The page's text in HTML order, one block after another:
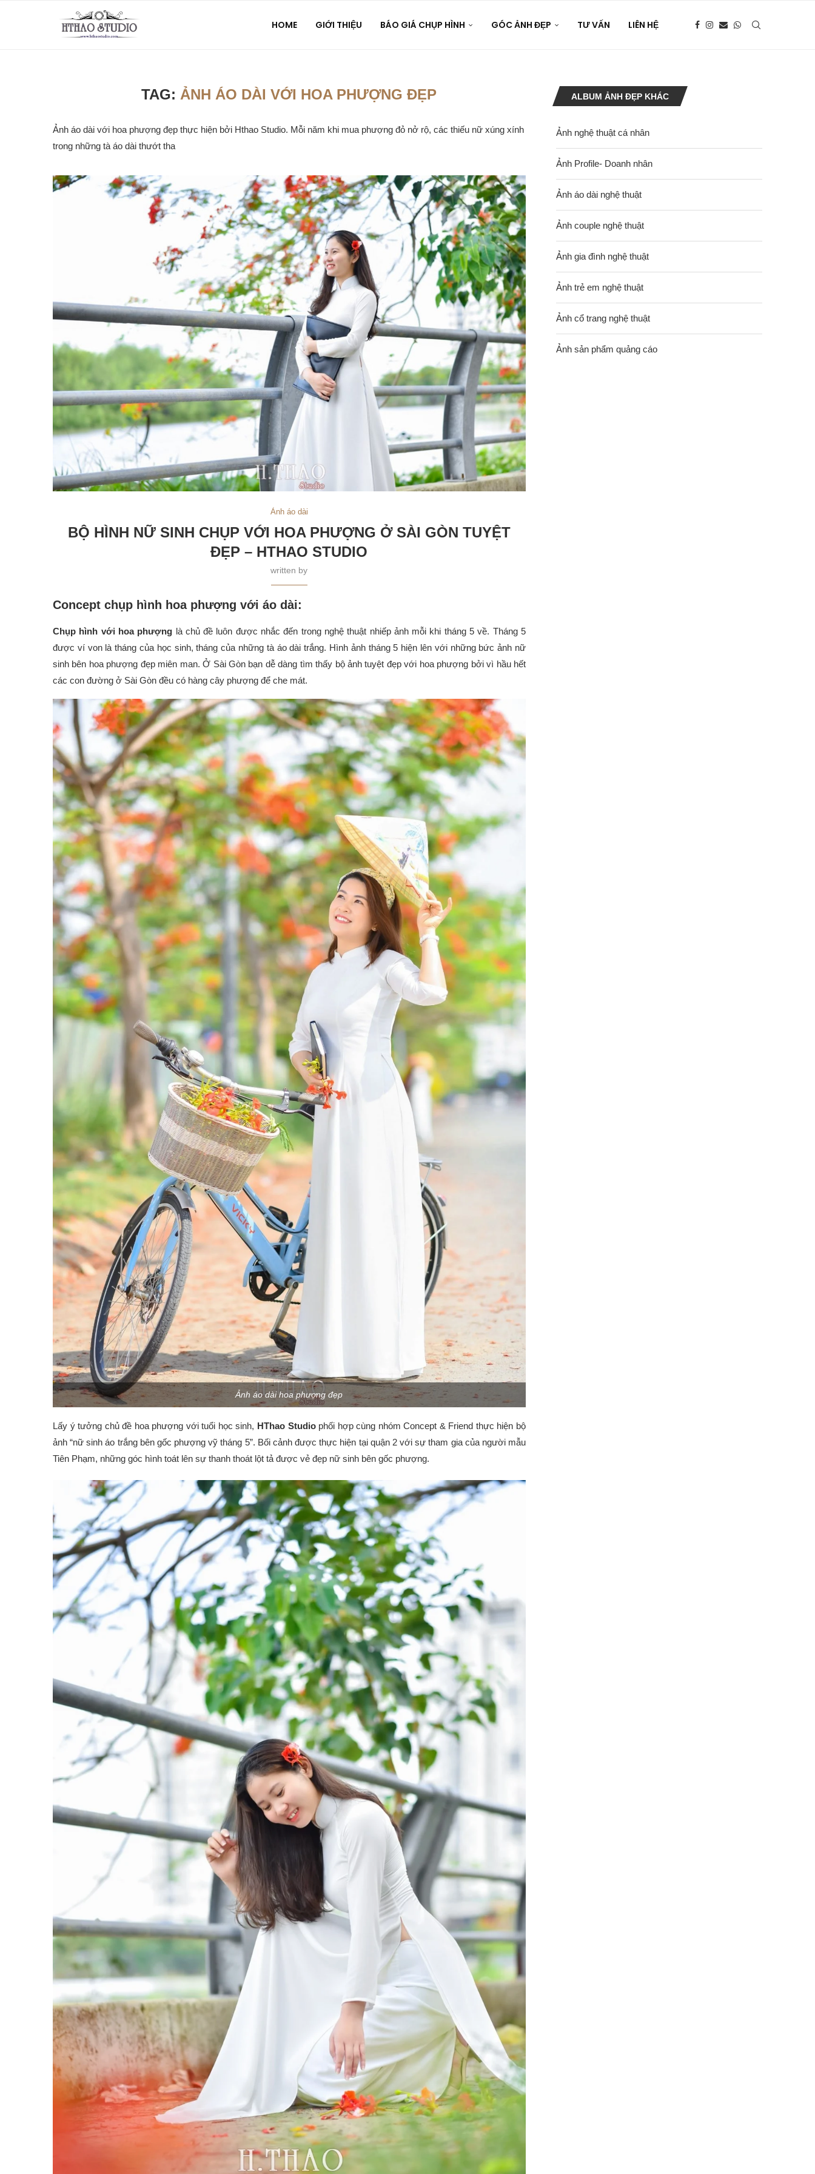
HOME GIỚI THIỆU BÁO GIÁ CHỤP HÌNH GÓC ẢNH ĐẸP TƯ VẤN LIÊN HỆ
TAG: ẢNH ÁO DÀI VỚI HOA PHƯỢNG ĐẸP
Ảnh áo dài với hoa phượng đẹp thực hiện bởi Hthao Studio. Mỗi năm khi mua phượng đỏ nở rộ, các thiếu nữ xúng xính
trong những tà áo dài thướt tha
Ảnh áo dài
BỘ HÌNH NỮ SINH CHỤP VỚI HOA PHƯỢNG Ở SÀI GÒN TUYỆT
ĐẸP – HTHAO STUDIO
written by
Concept chụp hình hoa phượng với áo dài:
Chụp hình với hoa phượng là chủ đề luôn được nhắc đến trong nghệ thuật nhiếp ảnh mỗi khi tháng 5 về. Tháng 5
được ví von là tháng của học sinh, tháng của những tà áo dài trắng. Hình ảnh tháng 5 hiện lên với những bức ảnh nữ
sinh bên hoa phượng đẹp miên man. Ở Sài Gòn bạn dễ dàng tìm thấy bộ ảnh tuyệt đẹp với hoa phượng bởi vì hầu hết
các con đường ở Sài Gòn đều có hàng cây phượng để che mát.
Ảnh áo dài hoa phượng đẹp
Lấy ý tưởng chủ đề hoa phượng với tuổi học sinh, HThao Studiophối hợp cùng nhóm Concept & Friend thực hiện bộ
ảnh “nữ sinh áo trắng bên gốc phượng vỹ tháng 5”. Bối cảnh được thực hiện tại quận 2 với sự tham gia của người mẫu
Tiên Phạm, những góc hình toát lên sự thanh thoát lột tả được vẻ đẹp nữ sinh bên gốc phượng.
ALBUM ẢNH ĐẸP KHÁC
Ảnh nghệ thuật cá nhân
Ảnh Profile- Doanh nhân
Ảnh áo dài nghệ thuật
Ảnh couple nghệ thuật
Ảnh gia đình nghệ thuật
Ảnh trẻ em nghệ thuật
Ảnh cổ trang nghệ thuật
Ảnh sản phẩm quảng cáo